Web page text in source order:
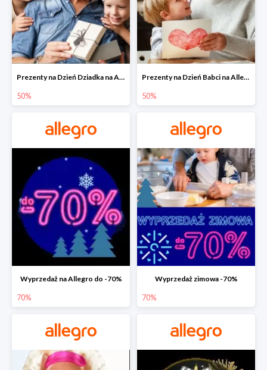
Prezenty na Dzień Dziadka na Allegro do -50%
50%
Prezenty na Dzień Babci na Allegro do -50%
50%
Wyprzedaż na Allegro do -70%
70%
Wyprzedaż zimowa -70%
70%